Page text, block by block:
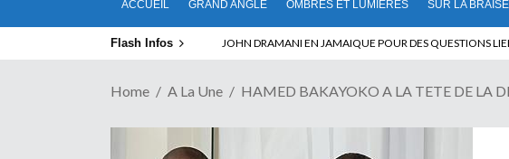
ACCUEIL GRAND ANGLE OMBRES ET LUMIÈRES SUR LA BRAISE
Flash Infos ABSENCE PROLONGEE DE PAUL BIYA DU CAMEROUN :
Home A La Une HAMED BAKAYOKO A LA TETE DE LA